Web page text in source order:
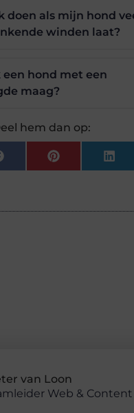
doen als mijn hond
winden laat?
een hond met een
maag?
hem dan op:
FacebookPinterest
van Loon
Web & Content